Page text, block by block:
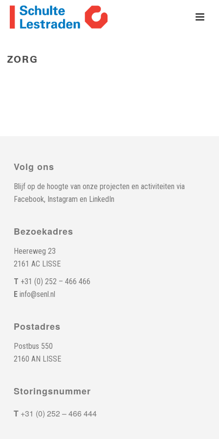
ZORG
Volg ons
Blijf op de hoogte van onze projecten en activiteiten via
Facebook, Instagram en LinkedIn
Bezoekadres
Heereweg 23
2161 AC LISSE
T +31 (0) 252 – 466 466
E info@senl.nl
Postadres
Postbus 550
2160 AN LISSE
Storingsnummer
T +31 (0) 252 – 466 444